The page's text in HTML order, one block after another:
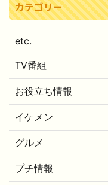
カテゴリー
etc.
TV番組
お役立ち情報
イケメン
グルメ
プチ情報